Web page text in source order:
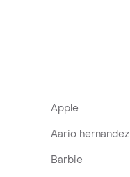
Apple
Aario hernandez
Barbie